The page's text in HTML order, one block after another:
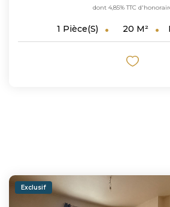
dont 4,85% TTC
1 Pièce(s) 20 M²
Exclusif